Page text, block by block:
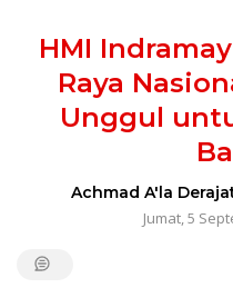
HMI
Raya
Unggul
Achmad A'la
Jumat, 5